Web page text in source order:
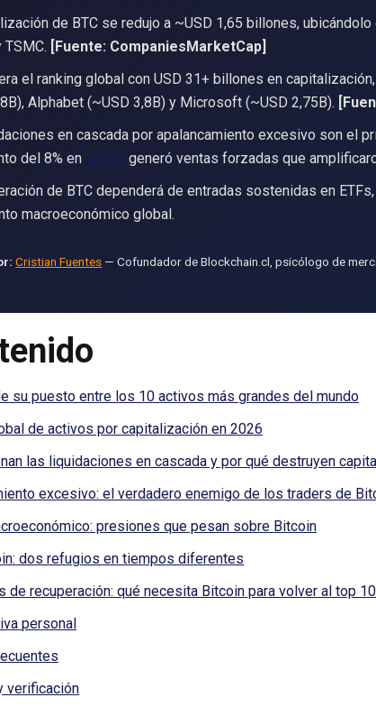
de BTC se redujo a ~USD 1,65 billones,
TSMC. [Fuente: CompaniesMarketCap]
el ranking global con USD 31+ billones en
Alphabet (~USD 3,8B) y Microsoft (~USD 2,75B).
en cascada por apalancamiento excesivo son el
del 8% en precio generó ventas forzadas que
de BTC dependerá de entradas sostenidas en
macroeconómico global.
Cristian Fuentes — Cofundador de Blockchain.cl, psicólogo de
su puesto entre los 10 activos más grandes del mundo
de activos por capitalización en 2026
las liquidaciones en cascada y por qué destruyen capital
excesivo: el verdadero enemigo de los traders de
presiones que pesan sobre Bitcoin
dos refugios en tiempos diferentes
de recuperación: qué necesita Bitcoin para volver al top 10
personal
verificación